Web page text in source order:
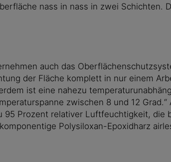
nass in nass in zwei Schichten.
auch das
der Fläche komplett in nur einem
ist eine nahezu
zwischen 8 und 12
Prozent relativer Luftfeuchtigkeit, die
Polysiloxan-Epoxidharz